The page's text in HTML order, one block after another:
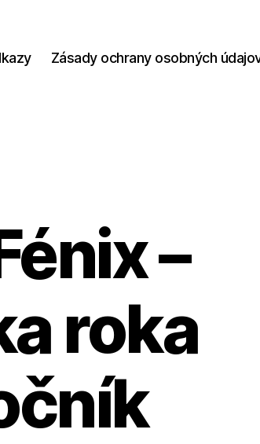
Zásady ochrany osobných
–
roka